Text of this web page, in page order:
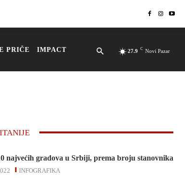
PRIČE IMPACT 27.9 C Novi Pazar
najvećih gradova u Srbiji, prema broju stanovnika
INFOGRAFIKA